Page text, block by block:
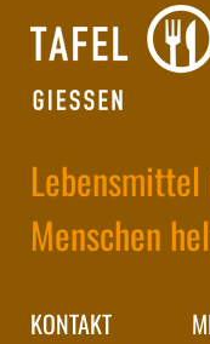
Menschen
KONTAKT